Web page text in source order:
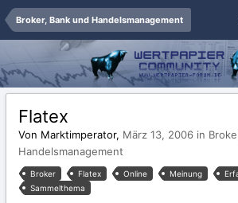
Broker, Bank und Handelsmanagement
Flatex
Von Marktimperator, März 13, 2006 in
Handelsmanagement
Broker Flatex Online Meinung
Sammelthema